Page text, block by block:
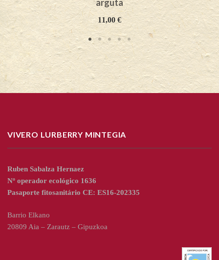
arguta
11,00€
VIVERO LURBERRY MINTEGIA
Ruben Sabalza Hernaez
Nº operador ecológico 1636
Pasaporte fitosanitário CE: ES16-202335
Barrio Elkano
20809 Aia – Zarautz – Gipuzkoa